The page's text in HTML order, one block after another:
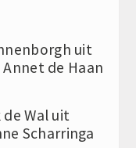
uit
de Haan
Wal uit
Scharringa